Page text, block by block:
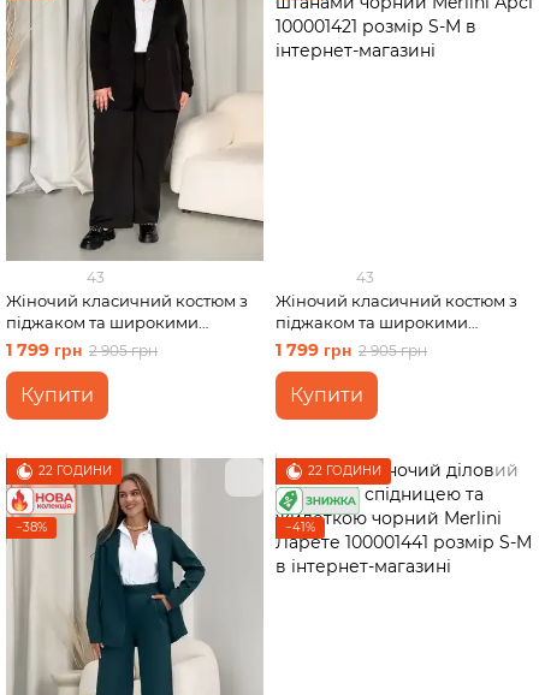
43
Жіночий класичний костюм з
піджаком та широкими
штанами чорний Merlini Арсі
100001421 розмір 2XL-3XL
1 799 грн 2 905 грн
Купити
43
Жіночий класичний костюм з
піджаком та широкими
штанами чорний Merlini Арсі
100001421 розмір S-M
1 799 грн 2 905 грн
Купити
22 ГОДИНИ
−38%
22 ГОДИНИ
−41%